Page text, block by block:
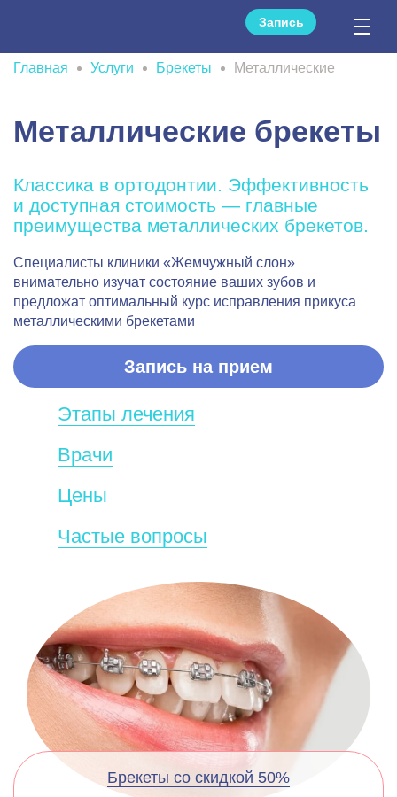
Запись
Главная Услуги Брекеты Металлические
Металлические брекеты
Классика в ортодонтии. Эффективность
и доступная стоимость — главные
преимущества металлических брекетов.
Специалисты клиники «Жемчужный слон»
внимательно изучат состояние ваших зубов и
предложат оптимальный курс исправления прикуса
металлическими брекетами
Запись на прием
Этапы лечения
Врачи
Цены
Частые вопросы
Брекеты со скидкой 50%